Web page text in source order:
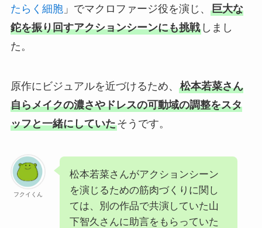
たらく細胞」でマクロファージ役を演じ、 巨大な
鉈を振り回すアクションシーンにも挑戦しまし
た。
原作にビジュアルを近づけるため、 松本若菜さん
自らメイクの濃さやドレスの可動域の調整をスタ
ッフと一緒にしていたそうです。
フクイくん
松本若菜さんがアクションシーン
を演じるための筋肉づくりに関し
ては、別の作品で共演していた山
下智久さんに助言をもらっていた